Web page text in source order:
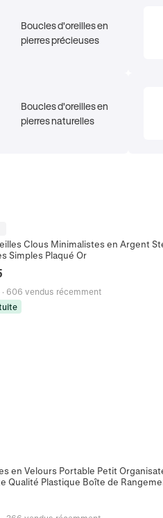
Boucles d'oreilles en
pierres précieuses
Boucles d'oreilles en
pierres naturelles
Clous Minimalistes en Argent
Simples Plaqué Or
· 606 vendus récemment
en Velours Portable Petit
Qualité Plastique Boîte de